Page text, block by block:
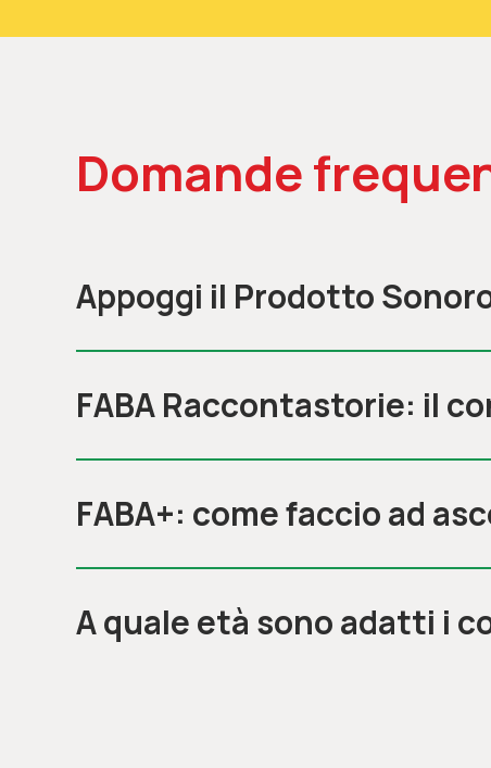
Domande
Appoggi il Prodotto
FABA Raccontastorie: il
FABA+: come faccio ad
A quale età sono adatti i